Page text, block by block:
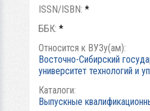
ISSN/ISBN: *
ББК: *
Относится к ВУЗу(ам):
Восточно-Сибирский
университет технологий и
Каталоги:
Выпускные